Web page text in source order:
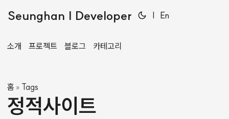
Seunghan | Developer | En
소개 프로젝트 블로그 카테고리
홈 » Tags
정적사이트